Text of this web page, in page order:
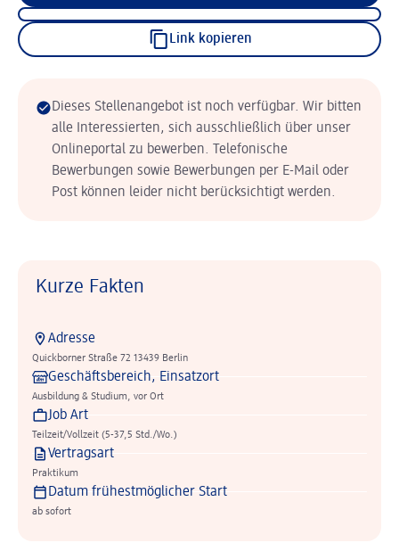
Link kopieren
Dieses Stellenangebot ist noch verfügbar. Wir bitten
alle Interessierten, sich ausschließlich über unser
Onlineportal zu bewerben. Telefonische
Bewerbungen sowie Bewerbungen per E-Mail oder
Post können leider nicht berücksichtigt werden.
Kurze Fakten
Adresse
Quickborner Straße 72 13439 Berlin
Geschäftsbereich, Einsatzort
Ausbildung & Studium, vor Ort
Job Art
Teilzeit/Vollzeit (5-37,5 Std./Wo.)
Vertragsart
Praktikum
Datum frühestmöglicher Start
ab sofort